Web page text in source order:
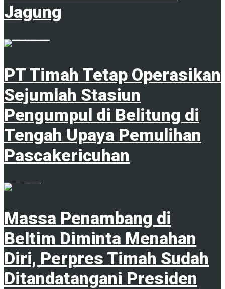
Jagung
PT Timah Tetap Operasikan
Sejumlah Stasiun
Pengumpul di Belitung di
Tengah Upaya Pemulihan
Pascakericuhan
Massa Penambang di
Beltim Diminta Menahan
Diri, Perpres Timah Sudah
Ditandatangani Presiden